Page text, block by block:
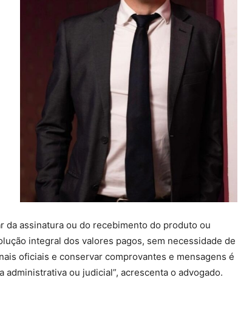
da assinatura ou do recebimento do produto ou
integral dos valores pagos, sem necessidade de
oficiais e conservar comprovantes e mensagens é
ou judicial”, acrescenta o advogado.